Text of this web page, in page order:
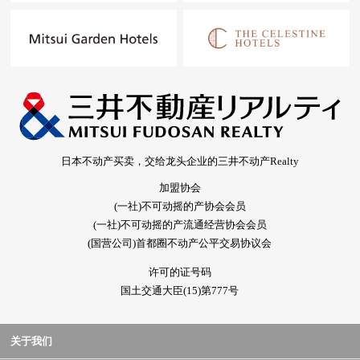
日本不动产买卖，交给龙头企业的三井不动产Realty
加盟协会
(一社)不可动摇的产协会会员
(一社)不可动摇的产流通经营协会会员
(国营公司)首都圈不动产公平交易协议会
许可的证号码
国土交通大臣(15)第777号
关于我们